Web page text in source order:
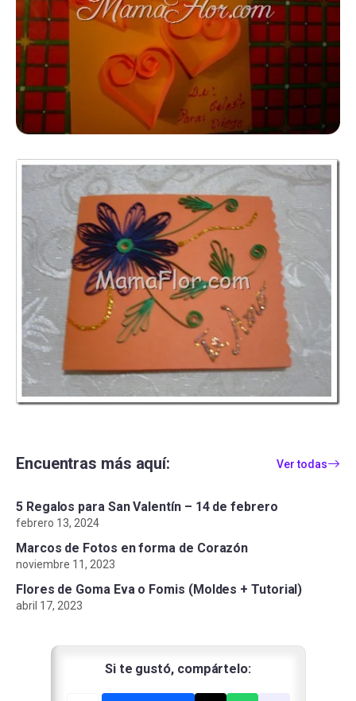
Encuentras más aquí: Ver todas
5 Regalos para San Valentín – 14 de febrero
febrero 13, 2024
Marcos de Fotos en forma de Corazón
noviembre 11, 2023
Flores de Goma Eva o Fomis (Moldes + Tutorial)
abril 17, 2023
Si te gustó, compártelo: